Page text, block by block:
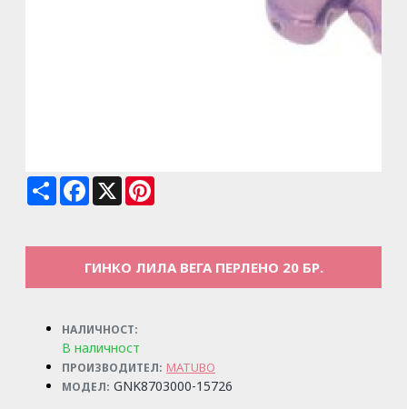
Share Facebook
X
ГИНКО ЛИЛА ВЕГА ПЕРЛЕНО 20 БР.
НАЛИЧНОСТ:
В наличност
ПРОИЗВОДИТЕЛ: MATUBO
МОДЕЛ: GNK8703000-15726